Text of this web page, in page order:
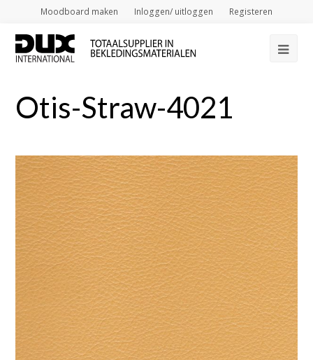
Moodboard maken Inloggen/ uitloggen Registeren
Otis-Straw-4021